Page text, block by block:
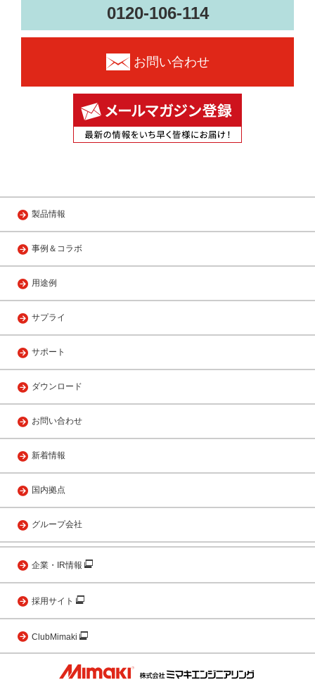
0120-106-114
お問い合わせ
製品情報
事例＆コラボ
用途例
サプライ
サポート
ダウンロード
お問い合わせ
新着情報
国内拠点
グループ会社
企業・IR情報
採用サイト
ClubMimaki